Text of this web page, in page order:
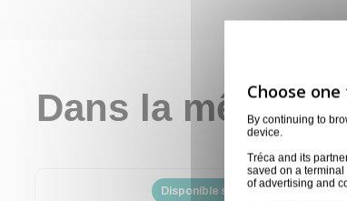
Dans la même
Disponible sur demande
By continuing to
device.
Tréca and its
saved on a
of advertising and